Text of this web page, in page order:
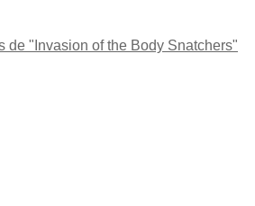
de "Invasion of the Body Snatchers"